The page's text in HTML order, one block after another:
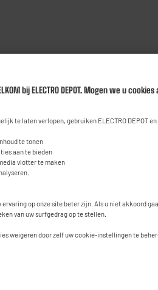
Tablet 11" XIAOMI
Intern geheugen (Gb) : 128
bij ELECTRO DEPOT. Mogen we u
te laten verlopen, gebruiken ELECTRO DEPOT
te tonen
aan te bieden
vlotter te maken
ervaring op onze site beter zijn. Als u niet akkoord
van uw surfgedrag op te stellen.
weigeren door zelf uw cookie-instellingen te